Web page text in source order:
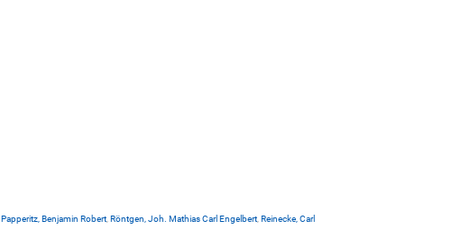
Papperitz, Benjamin Robert, Röntgen, Joh. Mathias Carl Engelbert, Reinecke, Carl